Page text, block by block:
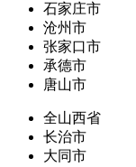
石家庄市
沧州市
张家口市
承德市
唐山市
全山西省
长治市
大同市